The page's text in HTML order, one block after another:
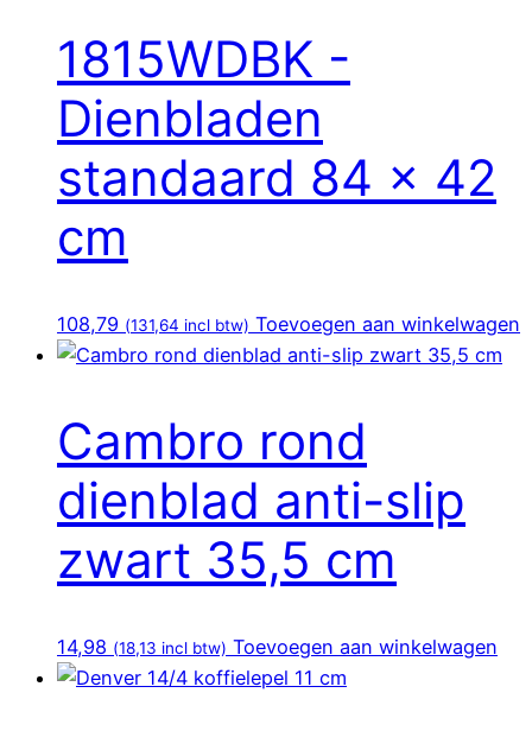
1815WDBK -
Dienbladen
standaard 84 x 42
cm
108,79 (131,64 incl btw) Toevoegen aan winkelwagen
Cambro rond
dienblad anti-slip
zwart 35,5 cm
14,98 (18,13 incl btw) Toevoegen aan winkelwagen